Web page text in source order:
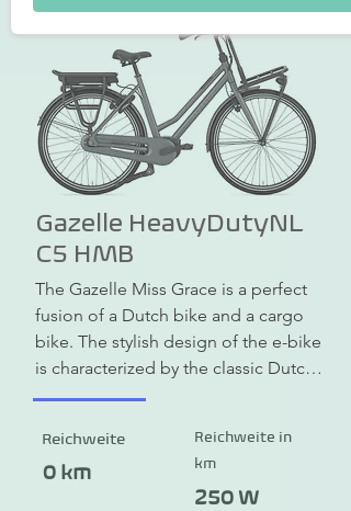
Gazelle HeavyDutyNL
C5 HMB
The Gazelle Miss Grace is a perfect
fusion of a Dutch bike and a cargo
bike. The stylish design of the e-bike
is characterized by the classic Dutch
bike character with a front luggage
offers maximum riding pleasure. All
electric Miss Grace models are
equipped with Bosch mid-engines.
Reichweite
0 km
Reichweite in
km
250 W